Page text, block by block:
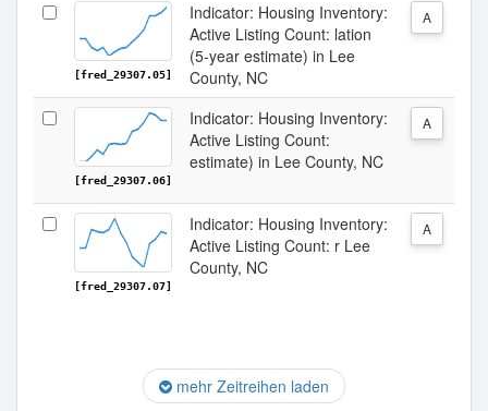
[fred_29307.05]
Indicator: Housing Inventory:
Active Listing Count: lation
(5-year estimate) in Lee
County, NC
A
[fred_29307.06]
Indicator: Housing Inventory:
Active Listing Count:
estimate) in Lee County, NC
A
[fred_29307.07]
Indicator: Housing Inventory:
Active Listing Count: r Lee
County, NC
A
mehr Zeitreihen laden